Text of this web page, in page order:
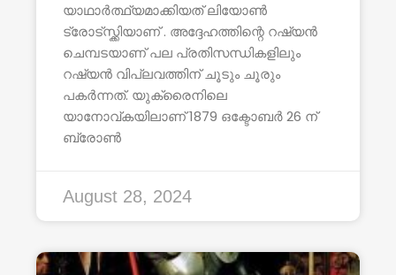
യാഥാർത്ഥ്യമാക്കിയത് ലിയോൺ
ട്രോട്സ്ക്കിയാണ് . അദ്ദേഹത്തിന്റെ റഷ്യൻ
ചെമ്പടയാണ് പല പ്രതിസന്ധികളിലും
റഷ്യൻ വിപ്ലവത്തിന് ചൂടും ചൂരും
പകർന്നത്. യുക്രൈനിലെ
യാനോവ്കയിലാണ് 1879 ഒക്ടോബർ 26 ന്
ബ്രോൺ
August 28, 2024